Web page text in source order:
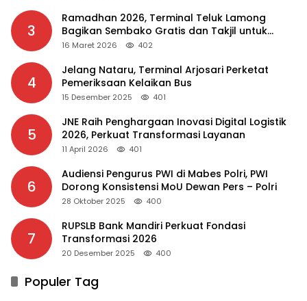
3
Ramadhan 2026, Terminal Teluk Lamong
Bagikan Sembako Gratis dan Takjil untuk
Masyarakat
16 Maret 2026 402
4
Jelang Nataru, Terminal Arjosari Perketat
Pemeriksaan Kelaikan Bus
15 Desember 2025 401
5
JNE Raih Penghargaan Inovasi Digital Logistik
2026, Perkuat Transformasi Layanan
11 April 2026 401
6
Audiensi Pengurus PWI di Mabes Polri, PWI
Dorong Konsistensi MoU Dewan Pers – Polri
28 Oktober 2025 400
7
RUPSLB Bank Mandiri Perkuat Fondasi
Transformasi 2026
20 Desember 2025 400
Populer Tag